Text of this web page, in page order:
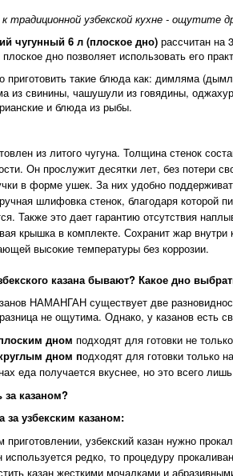
традиционной узбекской кухне -
чугунный 6 л (плоское дно) рассчитан на
дно позволяет использовать его
приготовить такие блюда как: димляма
из свинины, чашушули из говядины,
и блюда из рыбы.
из литого чугуна. Толщина стенок
Он прослужит десятки лет, без потери
в форме ушек. За них удобно
шлифовка стенок, благодаря которой
Также это дает гарантию отсутствия
крышка в комплекте. Сохранит жар внутри
высокие температуры без коррозии.
казана бывают? Какое дно
НАМАНГАН существует две
не ощутима. Однако, у казанов есть
дном подходят для готовки не
дном подходят для готовки только
еда получается вкуснее, но это всего
за казаном?
за узбекским казаном:
приготовлении, узбекский казан нужно
используется редко, то процедуру
казан жесткими мочалками и